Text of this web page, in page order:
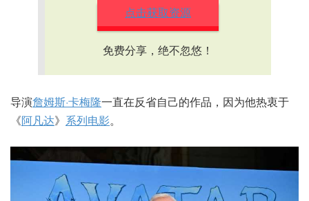
点击获取资源
免费分享，绝不忽悠！
导演詹姆斯·卡梅隆一直在反省自己的作品，因为他热衷于
《阿凡达》 系列电影。